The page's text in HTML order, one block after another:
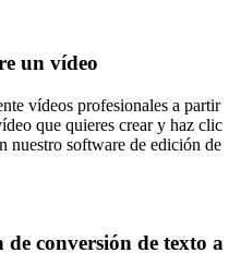
un vídeo
vídeos profesionales a partir
que quieres crear y haz clic
nuestro software de edición de
conversión de texto a